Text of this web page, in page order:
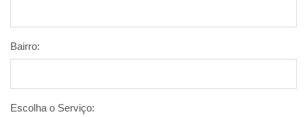
Bairro:
Escolha o Serviço: